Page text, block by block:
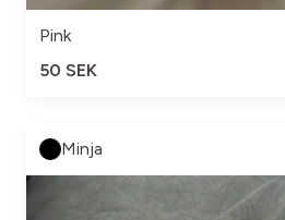
Pink
50 SEK
Minja